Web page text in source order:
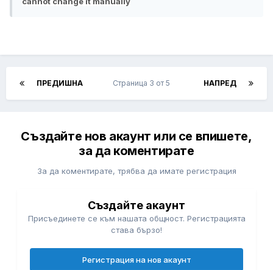
ПРЕДИШНА НАПРЕД
Страница 3 от 5
Създайте нов акаунт или се впишете,
за да коментирате
За да коментирате, трябва да имате регистрация
Създайте акаунт
Присъединете се към нашата общност. Регистрацията
става бързо!
Регистрация на нов акаунт